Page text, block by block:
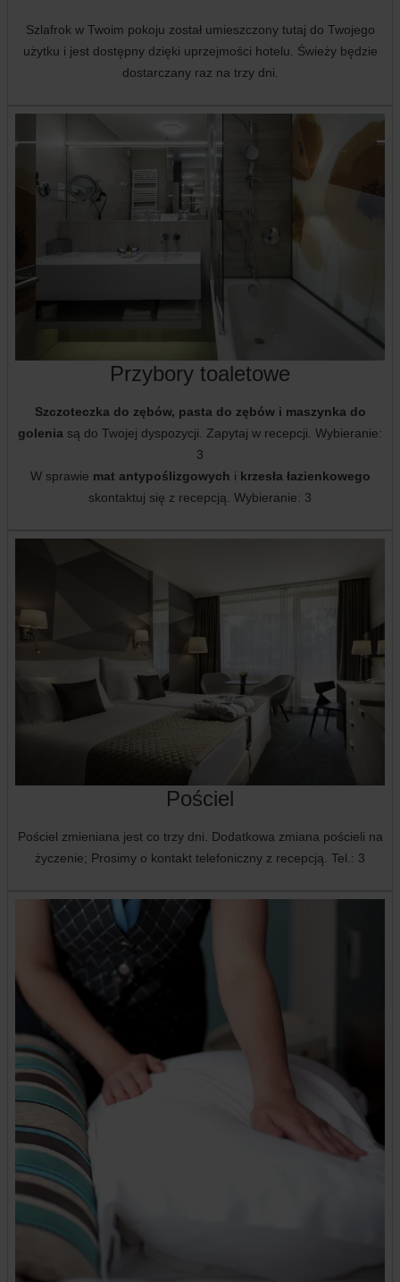
Szlafrok w Twoim pokoju został umieszczony tutaj do Twojego
użytku i jest dostępny dzięki uprzejmości hotelu. Świeży będzie
dostarczany raz na trzy dni.
Przybory toaletowe
Szczoteczka do zębów, pasta do zębów i maszynka do
golenia są do Twojej dyspozycji. Zapytaj w recepcji. Wybieranie:
3
W sprawie mat antypoślizgowych i krzesła łazienkowego
skontaktuj się z recepcją. Wybieranie: 3
Pościel
Pościel zmieniana jest co trzy dni. Dodatkowa zmiana pościeli na
życzenie; Prosimy o kontakt telefoniczny z recepcją. Tel.: 3